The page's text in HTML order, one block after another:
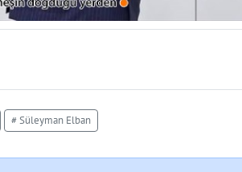
# Süleyman Elban